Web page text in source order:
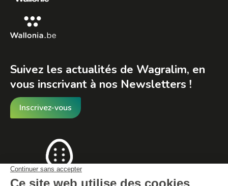
Suivez les actualités de Wagralim, en
vous inscrivant à nos Newsletters !
Inscrivez-vous